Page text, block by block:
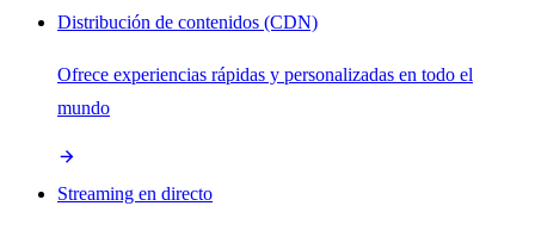
Distribución de contenidos (CDN)
Ofrece experiencias rápidas y personalizadas en todo el
mundo
Streaming en directo